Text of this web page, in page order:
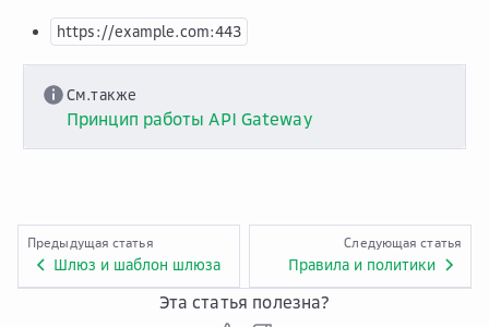
https://example.com:443
См.также
Принцип работы API Gateway
Предыдущая статья
Шлюз и шаблон шлюза
Следующая статья
Правила и политики
Эта статья полезна?